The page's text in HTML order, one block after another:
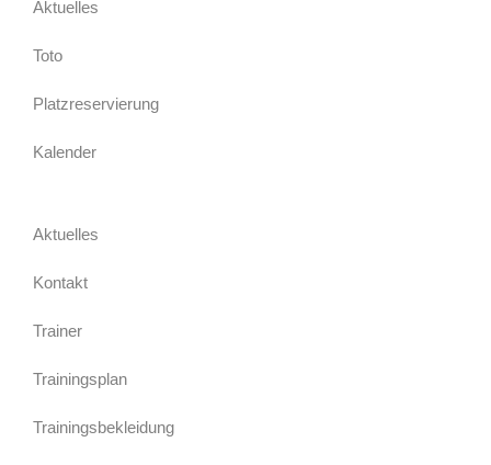
Aktuelles
Toto
Platzreservierung
Kalender
Aktuelles
Kontakt
Trainer
Trainingsplan
Trainingsbekleidung